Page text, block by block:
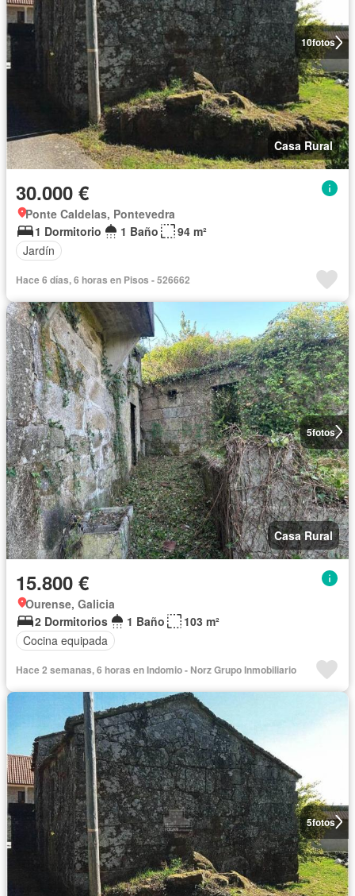
10fotos
Casa Rural
30.000 €
Ponte Caldelas, Pontevedra
1 Dormitorio
1 Baño
94 m²
Jardín
Hace 6 días, 6 horas en Pisos - 526662
5fotos
Casa Rural
15.800 €
Ourense, Galicia
2 Dormitorios
1 Baño
103 m²
Cocina equipada
Hace 2 semanas, 6 horas en Indomio - Norz Grupo Inmobiliario
5fotos